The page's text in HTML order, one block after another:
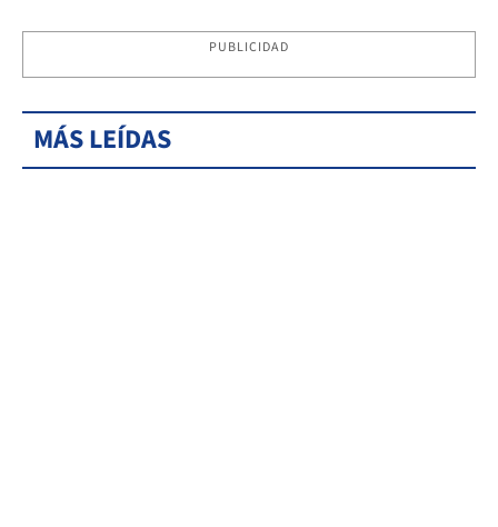
PUBLICIDAD
MÁS LEÍDAS